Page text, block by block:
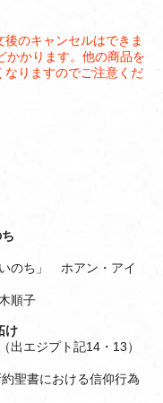
のキャンセルはできま
かかります。他の商品を
りますのでご注意くだ
のち」 ホアン・アイ
順子
け
エジプト記14・13）
聖書における信仰行為